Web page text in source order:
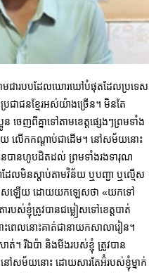
ហមជារបបដែលឃោរឃៅបំផុតដែលប្រទេស
រជាជនខ្មែរអស់យ៉ាងច្រើន។ មិនតែ
ចេញពីគ្នាទៅតាមខេត្តផ្សេងៗព្រមទាំង
យ លើកកណ្តាប់ជាដើម។ នៅសម័យនោះ
មិនបានហូបដិតដល់ ព្រមទាំងរងទារុណ
លមិនស្តាប់តាមវិន័យ ឬបញ្ជា ឬល្មើស
ោសឡើយ ដោយយកឡេសថា «យកទៅ
បស់ខ្ញុំត្រូវបានជម្លៀសទៅខេត្តបាត់
ះពេលនោះគាត់ជានាយកសាលារៀន។
ត់។ រី​​​ឯប៉ា និងមីងរបស់ខ្ញុំ ត្រូវបាន
ៅសម័យនោះ ដោយសារតែអ៊ំរបស់ខ្ញុំម្នាក់